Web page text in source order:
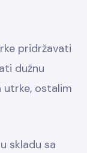
pridržavati
dužnu
utrke, ostalim
skladu sa